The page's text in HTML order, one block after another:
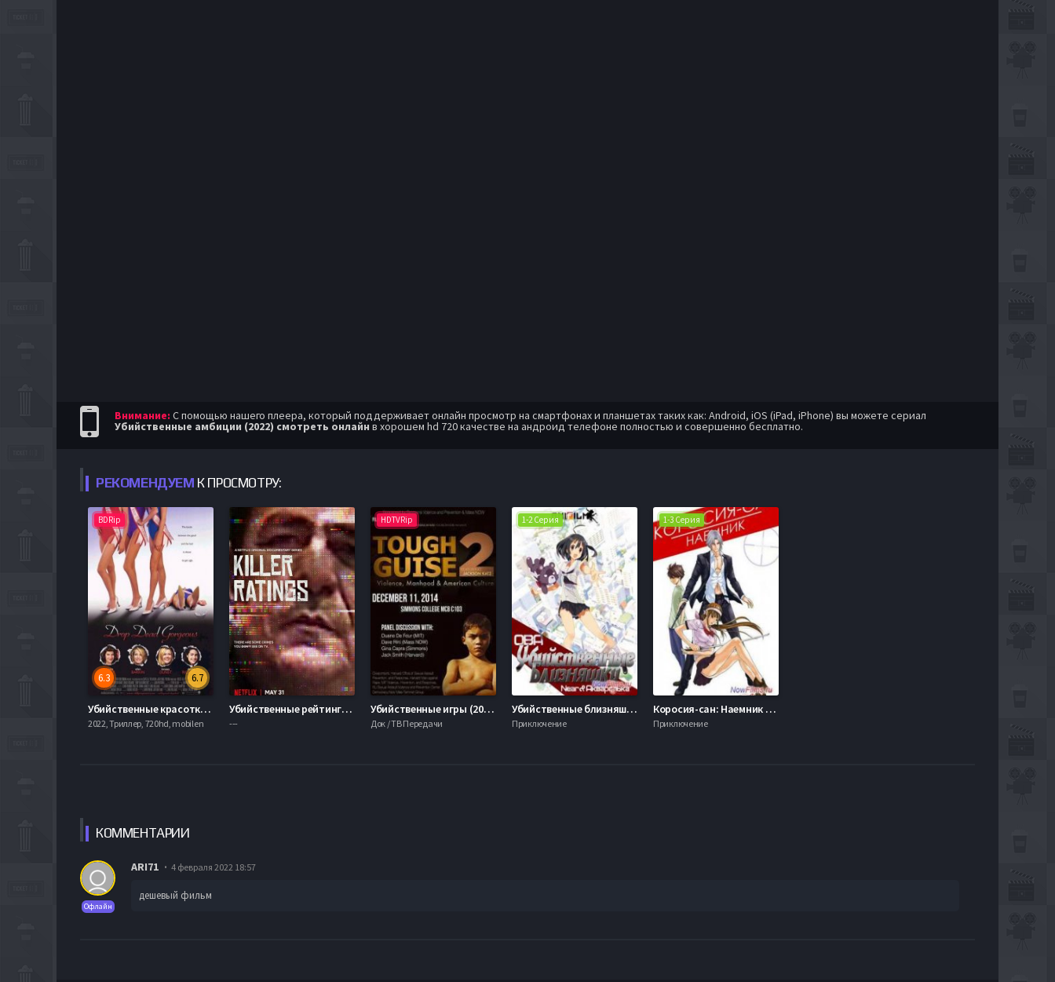
Внимание: С помощью нашего плеера, который поддерживает онлайн просмотр на смартфонах и планшетах таких как: Android, iOS (iPad, iPhone) вы можете сериал
Убийственные амбиции (2022) смотреть онлайн в хорошем hd 720 качестве на андроид телефоне полностью и совершенно бесплатно.
РЕКОМЕНДУЕМ К ПРОСМОТРУ:
BDRip
6.7
6.3
Убийственные красотки (1999)
2022, Триллер, 720hd, mobilen
Убийственные рейтинги (2019)
---
HDTVRip
Убийственные игры (2014)
Док / ТВ Передачи
1-2 Серия
Убийственные близняшки (2014)
Приключение
1-3 Серия
Коросия-сан: Наемник (2013)
Приключение
КОММЕНТАРИИ
Офлайн
ARI71 4 февраля 2022 18:57
дешевый фильм